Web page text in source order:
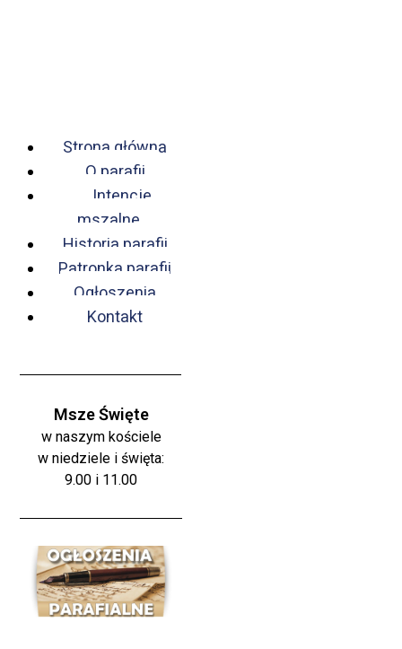
Strona główna
O parafii
Intencje
mszalne
Historia parafii
Patronka parafii
Ogłoszenia
Kontakt
Msze Święte
w naszym kościele
w niedziele i święta:
9.00 i 11.00